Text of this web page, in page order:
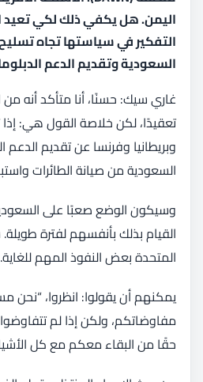
اليمن. هل يكفي ذلك لكي تعيد
التفكير في سياستها تجاه
السعودية وتقديم الدعم
غاري سيك: حسنًا، أنا متأكد أنه من
تعقيدًا، لكن خلاصة القول هي: إذا
وبريطانيا وفرنسا عن تقديم
السعودية من صيانة الطائرات
وسيكون الوضع صعبًا على
القيام بذلك بأنفسهم لفترة
المتحدة بعض النفوذ المهم للغاية.
يمكنهم أن يقولوا: انظروا،
مفاوضاتكم، ولكن إذا لم
حقًا من البقاء معكم مع كل